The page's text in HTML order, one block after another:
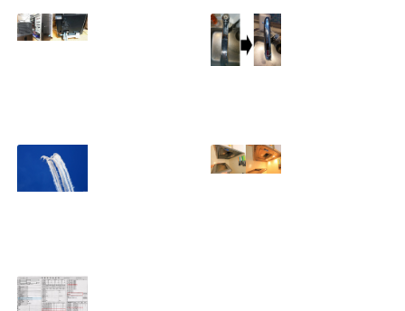
ド対応
2023.10.14
チレス水栓にDIY
で交換
撮影方法のレクチ
ャー